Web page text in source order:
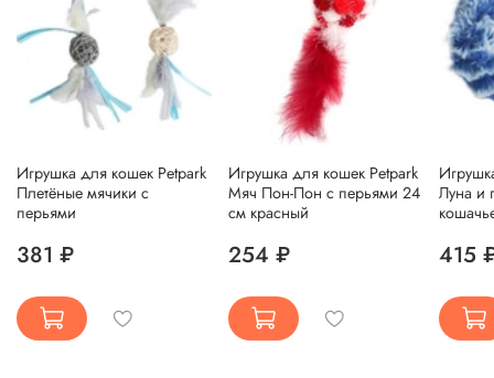
Игрушка для кошек Petpark
Плетёные мячики с
перьями
381 ₽
Игрушка для кошек Petpark
Мяч Пон-Пон с перьями 24
см красный
254 ₽
Луна и
415